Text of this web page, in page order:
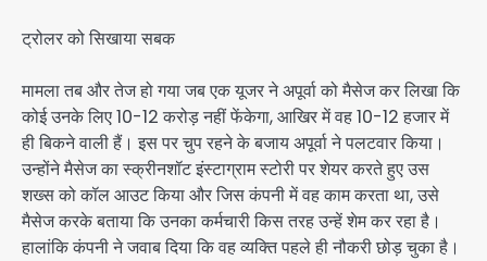
ट्रोलर को सिखाया सबक
मामला तब और तेज हो गया जब एक यूजर ने अपूर्वा को मैसेज कर लिखा कि
कोई उनके लिए 10-12 करोड़ नहीं फेंकेगा, आखिर में वह 10-12 हजार में
ही बिकने वाली हैं। इस पर चुप रहने के बजाय अपूर्वा ने पलटवार किया।
उन्होंने मैसेज का स्क्रीनशॉट इंस्टाग्राम स्टोरी पर शेयर करते हुए उस
शख्स को कॉल आउट किया और जिस कंपनी में वह काम करता था, उसे
मैसेज करके बताया कि उनका कर्मचारी किस तरह उन्हें शेम कर रहा है।
हालांकि कंपनी ने जवाब दिया कि वह व्यक्ति पहले ही नौकरी छोड़ चुका है।